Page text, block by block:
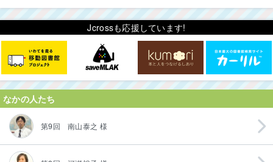
Jcrossも応援しています!
なかの人たち
第9回 南山泰之 様